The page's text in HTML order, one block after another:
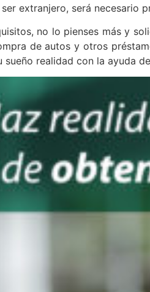
ser extranjero, será necesario
no lo pienses más y
de autos y otros
sueño realidad con la ayuda de